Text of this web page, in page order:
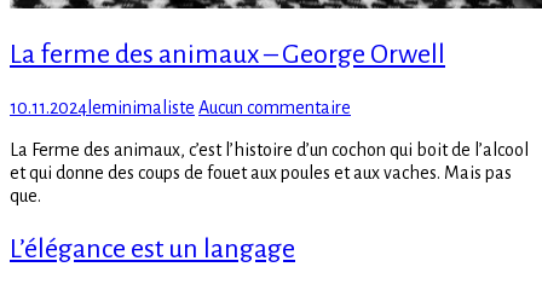
La ferme des animaux – George Orwell
Posted
10.11.2024Author
leminimaliste Aucun commentaire
ferme
des
La Ferme des animaux, c’est l’histoire d’un cochon qui boit de l’alcool
et qui donne des coups de fouet aux poules et aux vaches. Mais pas
que.
L’élégance est un langage